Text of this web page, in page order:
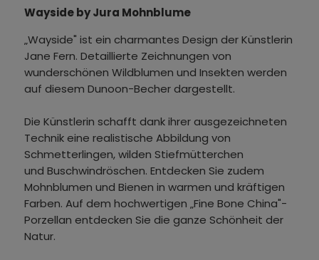
Wayside by Jura Mohnblume
„Wayside" ist ein charmantes Design der Künstlerin
Jane Fern. Detaillierte Zeichnungen von
wunderschönen Wildblumen und Insekten werden
auf diesem Dunoon-Becher dargestellt.
Die Künstlerin schafft dank ihrer ausgezeichneten
Technik eine realistische Abbildung von
Schmetterlingen, wilden Stiefmütterchen
und Buschwindröschen. Entdecken Sie zudem
Mohnblumen und Bienen in warmen und kräftigen
Farben. Auf dem hochwertigen „Fine Bone China"-
Porzellan entdecken Sie die ganze Schönheit der
Natur.